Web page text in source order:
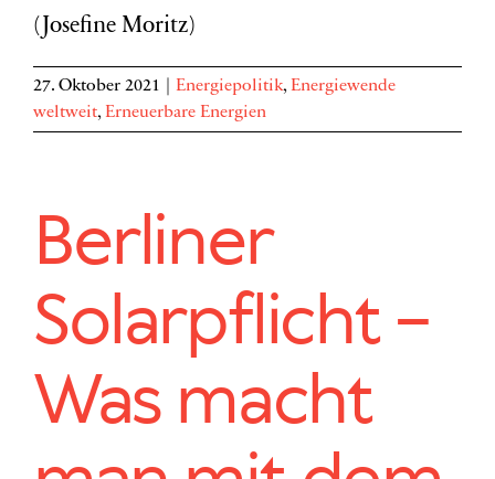
(Josefine Moritz)
27. Oktober 2021 Energiepolitik, Energiewende
weltweit, Erneuerbare Energien
Berliner
Solarpflicht –
Was macht